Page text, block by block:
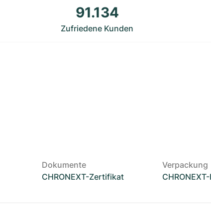
91.134
Zufriedene Kunden
Dokumente
CHRONEXT-Zertifikat
Verpackung